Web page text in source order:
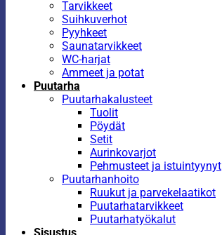
Tarvikkeet
Suihkuverhot
Pyyhkeet
Saunatarvikkeet
WC-harjat
Ammeet ja potat
Puutarha
Puutarhakalusteet
Tuolit
Pöydät
Setit
Aurinkovarjot
Pehmusteet ja istuintyynyt
Puutarhanhoito
Ruukut ja parvekelaatikot
Puutarhatarvikkeet
Puutarhatyökalut